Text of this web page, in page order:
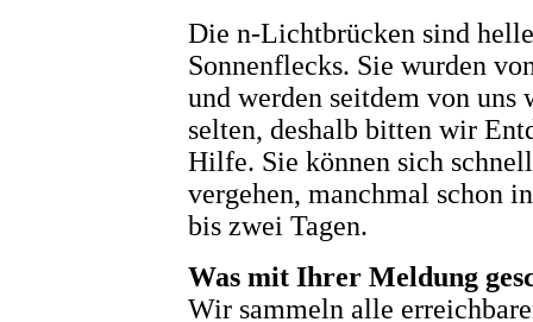
Die n-Lichtbrücken sind
Sonnenflecks. Sie wurden
und werden seitdem von uns
selten, deshalb bitten wir
Hilfe. Sie können sich
vergehen, manchmal schon
bis zwei Tagen.
Was mit Ihrer Meldung
Wir sammeln alle